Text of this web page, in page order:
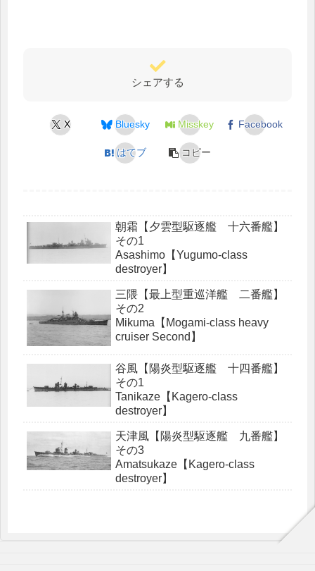
シェアする
X Bluesky Misskey Facebook
はてブ コピー
朝霜【夕雲型駆逐艦 十六番艦】
その1
Asashimo【Yugumo-class
destroyer】
三隈【最上型重巡洋艦 二番艦】
その2
Mikuma【Mogami-class heavy
cruiser Second】
谷風【陽炎型駆逐艦 十四番艦】
その1
Tanikaze【Kagero-class
destroyer】
天津風【陽炎型駆逐艦 九番艦】
その3
Amatsukaze【Kagero-class
destroyer】